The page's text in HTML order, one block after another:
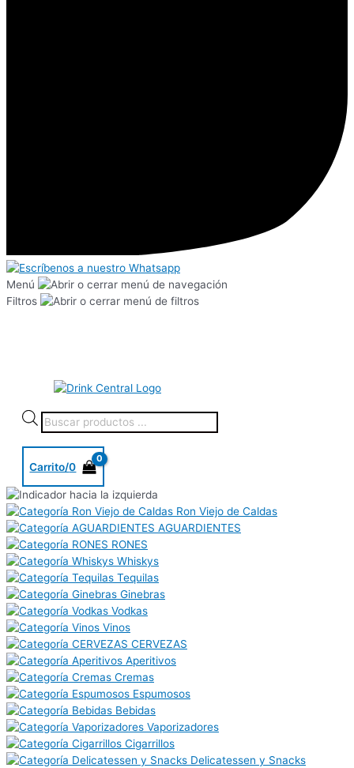
Menú
Filtros
Carrito/0
Ron Viejo de Caldas
AGUARDIENTES
RONES
Whiskys
Tequilas
Ginebras
Vodkas
Vinos
CERVEZAS
Aperitivos
Cremas
Espumosos
Bebidas
Vaporizadores
Cigarrillos
Delicatessen y Snacks